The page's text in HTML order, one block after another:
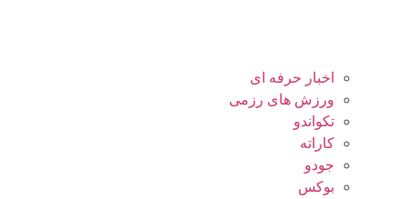
اخبار حرفه ای
ورزش های رزمی
تکواندو
کاراته
جودو
بوکس